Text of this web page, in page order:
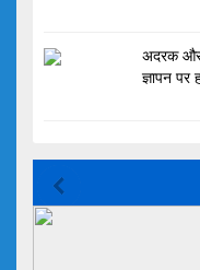
अदरक और
ज्ञापन पर